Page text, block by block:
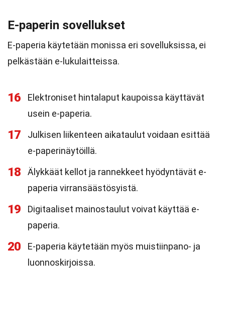
E-paperin sovellukset
E-paperia käytetään monissa eri sovelluksissa, ei
pelkästään e-lukulaitteissa.
16
Elektroniset hintalaput kaupoissa käyttävät
usein e-paperia.
17
Julkisen liikenteen aikataulut voidaan esittää
e-paperinäytöillä.
18
Älykkäät kellot ja rannekkeet hyödyntävät e-
paperia virransäästösyistä.
19
Digitaaliset mainostaulut voivat käyttää e-
paperia.
20
E-paperia käytetään myös muistiinpano- ja
luonnoskirjoissa.